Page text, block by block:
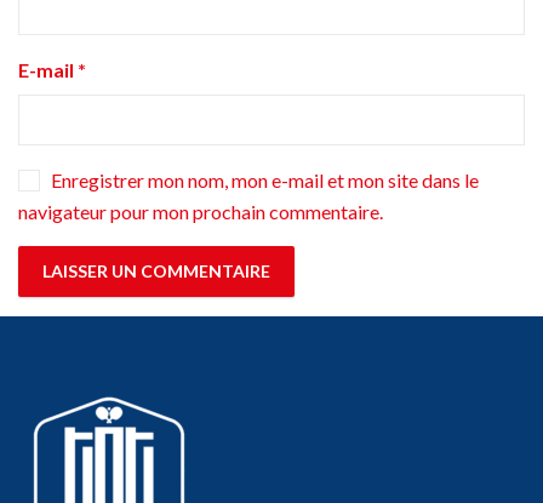
E-mail *
Enregistrer mon nom, mon e-mail et mon site dans le
navigateur pour mon prochain commentaire.